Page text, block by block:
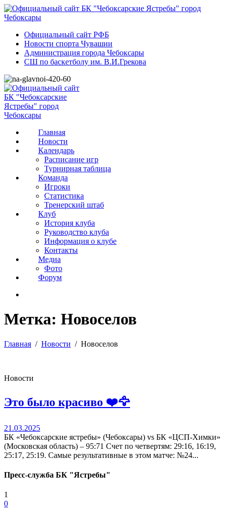
Официальный сайт РФБ
Новости спорта Чувашии
Администрация города Чебоксары
СШ по баскетболу им. В.И.Грекова
Главная
Новости
Календарь
Расписание игр
Турнирная таблица
Команда
Игроки
Статистика
Тренерский штаб
Клуб
История клуба
Руководство клуба
Информация о клубе
Контакты
Медиа
Фото
Форум
Метка: Новоселов
Главная Новости Новоселов
Новости
Это было красиво ❤️🦅
21.03.2025
БК «Чебоксарские ястребы» (Чебоксары) vs БК «ЦСП-Химки»
(Московская область) – 95:71 Счет по четвертям: 29:16, 16:19,
25:17, 25:19. Самые результативные в этом матче: №24...
Пресс-служба БК "Ястребы"
1
0